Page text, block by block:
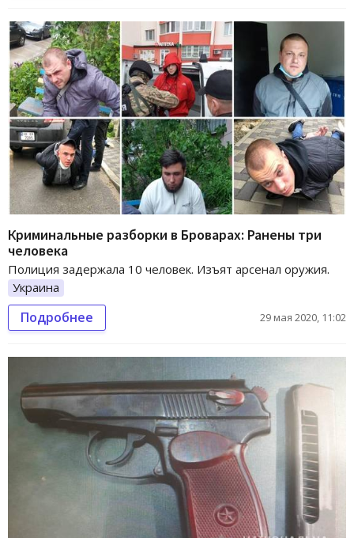
Криминальные разборки в Броварах: Ранены три
человека
Полиция задержала 10 человек. Изъят арсенал оружия.
Украина
Подробнее 29 мая 2020, 11:02